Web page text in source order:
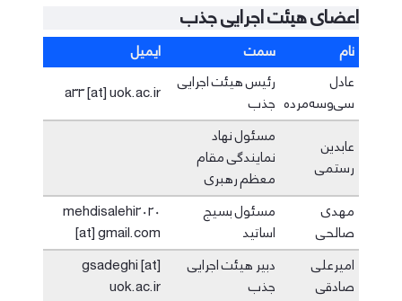
اعضای هیئت اجرایی جذب
نام سمت
ایمیل
عادل
سی‌وسه‌مرده
رئیس هیئت اجرایی
جذب
a33 [at] uok.ac.ir
عابدین
رستمی
مسئول نهاد
نمایندگی مقام
معظم رهبری
مهدی
صالحی
مسئول بسیج
اساتید
mehdisalehi2020
[at] gmail.com
امیرعلی
صادقی
دبیر هیئت اجرایی
جذب
gsadeghi [at]
uok.ac.ir